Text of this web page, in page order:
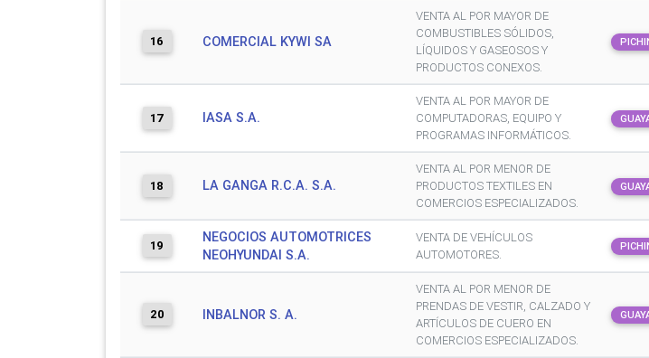
16 COMERCIAL KYWI SA
VENTA AL POR MAYOR DE
COMBUSTIBLES SÓLIDOS,
LÍQUIDOS Y GASEOSOS Y
PRODUCTOS CONEXOS.
17 IASA S.A.
VENTA AL POR MAYOR DE
COMPUTADORAS, EQUIPO Y
PROGRAMAS INFORMÁTICOS.
18 LA GANGA R.C.A. S.A.
VENTA AL POR MENOR DE
PRODUCTOS TEXTILES EN
COMERCIOS ESPECIALIZADOS.
19
NEGOCIOS AUTOMOTRICES
NEOHYUNDAI S.A.
VENTA DE VEHÍCULOS
AUTOMOTORES.
20 INBALNOR S. A.
VENTA AL POR MENOR DE
PRENDAS DE VESTIR, CALZADO Y
ARTÍCULOS DE CUERO EN
COMERCIOS ESPECIALIZADOS.